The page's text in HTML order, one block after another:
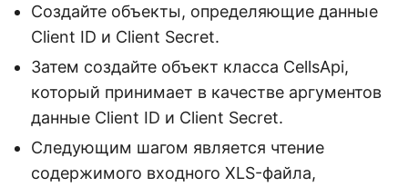
Создайте объекты, определяющие данные
Client ID и Client Secret.
Затем создайте объект класса CellsApi,
который принимает в качестве аргументов
данные Client ID и Client Secret.
Следующим шагом является чтение
содержимого входного XLS-файла,